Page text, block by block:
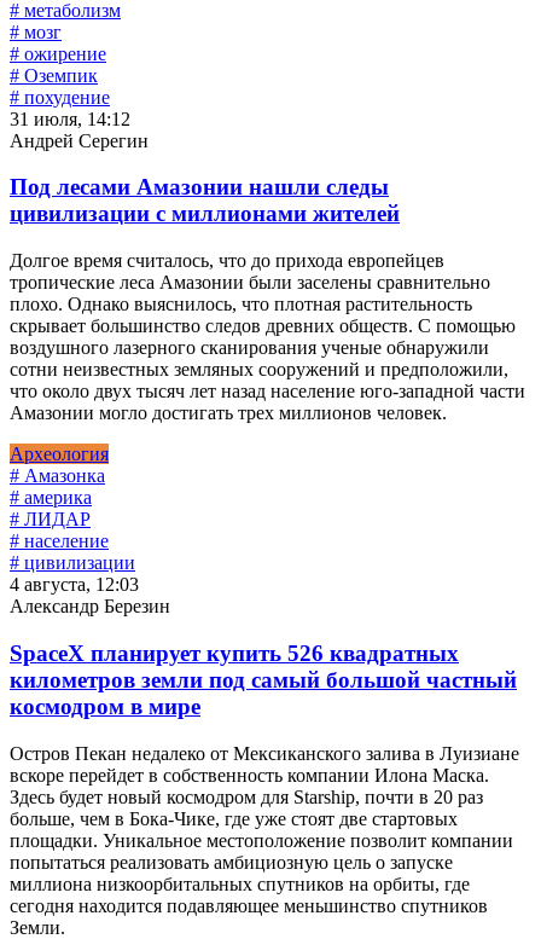
# метаболизм
# мозг
# ожирение
# Оземпик
# похудение
31 июля, 14:12
Андрей Серегин
Под лесами Амазонии нашли следы
цивилизации с миллионами жителей
Долгое время считалось, что до прихода европейцев
тропические леса Амазонии были заселены сравнительно
плохо. Однако выяснилось, что плотная растительность
скрывает большинство следов древних обществ. С помощью
воздушного лазерного сканирования ученые обнаружили
сотни неизвестных земляных сооружений и предположили,
что около двух тысяч лет назад население юго-западной части
Амазонии могло достигать трех миллионов человек.
Археология
# Амазонка
# америка
# ЛИДАР
# население
# цивилизации
4 августа, 12:03
Александр Березин
SpaceX планирует купить 526 квадратных
километров земли под самый большой частный
космодром в мире
Остров Пекан недалеко от Мексиканского залива в Луизиане
вскоре перейдет в собственность компании Илона Маска.
Здесь будет новый космодром для Starship, почти в 20 раз
больше, чем в Бока-Чике, где уже стоят две стартовых
площадки. Уникальное местоположение позволит компании
попытаться реализовать амбициозную цель о запуске
миллиона низкоорбитальных спутников на орбиты, где
сегодня находится подавляющее меньшинство спутников
Земли.